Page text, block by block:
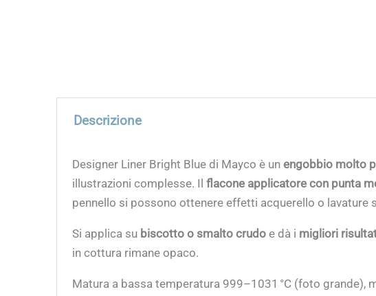
Descrizione
Designer Liner Bright Blue di Mayco è unengobbio molto
illustrazioni complesse. Ilflacone applicatore con punta
pennello si possono ottenere effetti acquerello o lavature
Si applica su biscotto o smalto crudo e dà i migliori
in cottura rimane opaco.
Matura a bassa temperatura 999–1031 °C (foto grande),